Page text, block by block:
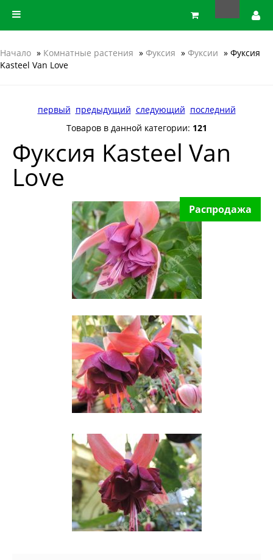
Начало » Комнатные растения » Фуксия » Фуксии » Фуксия
Kasteel Van Love
первый предыдущий следующий последний
Товаров в данной категории: 121
Фуксия Kasteel Van
Love
Распродажа